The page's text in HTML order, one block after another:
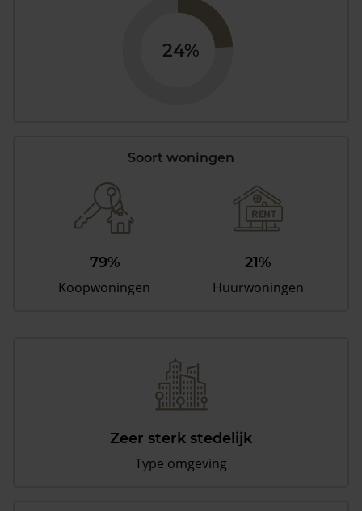
24%
Soort woningen
79%
Koopwoningen
21%
Huurwoningen
Zeer sterk stedelijk
Type omgeving